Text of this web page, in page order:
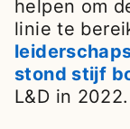
helpen om
linie te
stond stijf
L&D in 2022.